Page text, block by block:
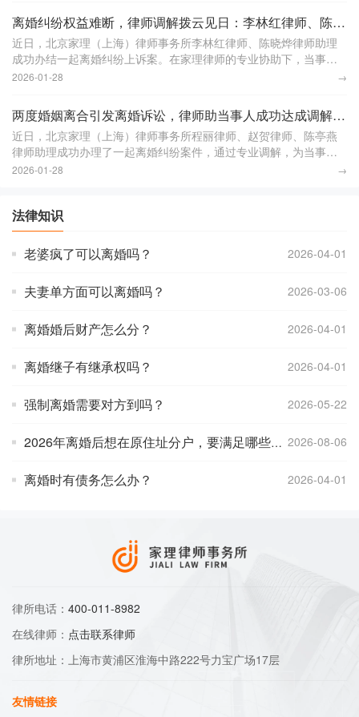
离婚纠纷权益难断，律师调解拨云见日：李林红律师、陈晓烨律师助理获赠锦旗
近日，北京家理（上海）律师事务所李林红律师、陈晓烨律师助理
成功办结一起离婚纠纷上诉案。在家理律师的专业协助下，当事人
胡先生在这场复杂的婚姻纠纷中迎来了新的转机。胡先生与郭女士
2026-01-28 →
两度婚姻离合引发离婚诉讼，律师助当事人成功达成调解：程丽律师、赵贺律师、陈亭燕律师助理获赠锦旗
近日，北京家理（上海）律师事务所程丽律师、赵贺律师、陈亭燕
律师助理成功办理了一起离婚纠纷案件，通过专业调解，为当事人
韩先生妥善解决了离婚过程中的诸多问题。本案中，李女士和韩先
2026-01-28 →
法律知识
2026-04-01
老婆疯了可以离婚吗？
2026-03-06
夫妻单方面可以离婚吗？
2026-04-01
离婚婚后财产怎么分？
2026-04-01
离婚继子有继承权吗？
2026-05-22
强制离婚需要对方到吗？
2026-08-06
2026年离婚后想在原住址分户，要满足哪些条件
2026-04-01
离婚时有债务怎么办？
律所电话： 400-011-8982
在线律师： 点击联系律师
律所地址：上海市黄浦区淮海中路222号力宝广场17层
友情链接